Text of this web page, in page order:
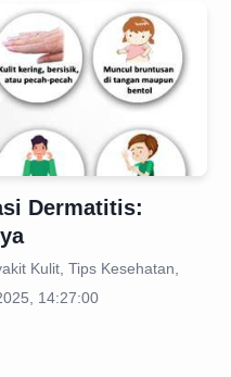
Dermatitis:
Kulit, Tips Kesehatan,
14:27:00